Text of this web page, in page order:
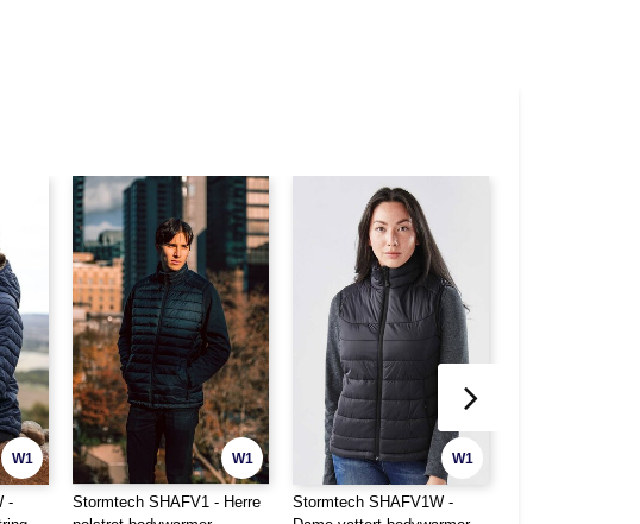
W1
-
W1
Stormtech SHAFV1 - Herre
W1
Stormtech SHAFV1W -